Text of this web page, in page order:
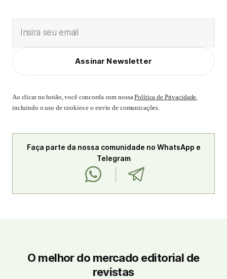
Insira seu email
Assinar Newsletter
Ao clicar no botão, você concorda com nossaPolítica de Privacidade,
incluindo o uso de cookies e o envio de comunicações.
Faça parte da nossa comunidade no WhatsApp e
Telegram
O melhor do mercado editorial de
revistas